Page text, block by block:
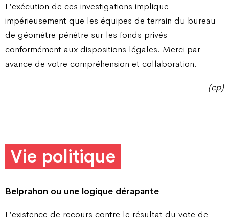
L’exécution de ces investigations implique
impérieusement que les équipes de terrain du bureau
de géomètre pénètre sur les fonds privés
conformément aux dispositions légales. Merci par
avance de votre compréhension et collaboration.
(cp)
Vie politique
Belprahon ou une logique dérapante
L’existence de recours contre le résultat du vote de